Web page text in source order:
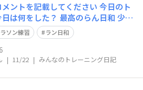
を記載してください 今日のト
の成果は？ 3連休
真と
れてしまいました。家の近くに戻
ソン練習 ラン日和
| 11/22 | みんなのトレーニング日記